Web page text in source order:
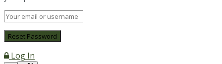
Log In